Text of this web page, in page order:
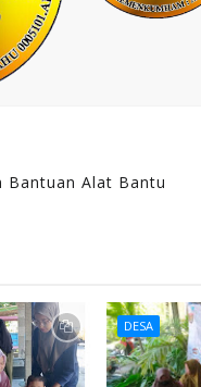
Bantuan Alat Bantu
DESA